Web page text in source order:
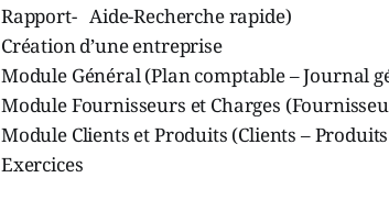
Rapport- Aide-Recherche rapide)
Création d’une entreprise
Module Général (Plan comptable – Journal
Module Fournisseurs et Charges
Module Clients et Produits (Clients –
Exercices